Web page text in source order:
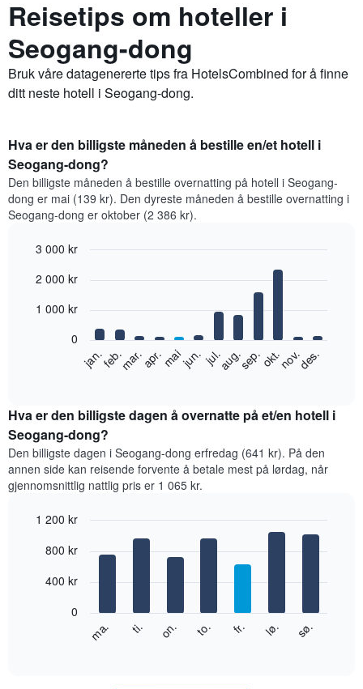
Reisetips om hoteller i
Seogang-dong
Bruk våre datagenererte tips fra HotelsCombined for å finne
ditt neste hotell i Seogang-dong.
Hva er den billigste måneden å bestille en/et hotell i
Seogang-dong?
Den billigste måneden å bestille overnatting på hotell i Seogang-
dong er mai (139 kr). Den dyreste måneden å bestille overnatting i
Seogang-dong er oktober (2 386 kr).
chart
12
Diagrammet
for
rom
per
måned
Diagrammets
X-
viser
Diagrammets
graphic.
jan.feb.mar.apr.maijun.jul.aug.sep.okt.nov.des.
0
1 000 kr
2 000 kr
3 000 kr
Hva er den billigste dagen å overnatte på et/en hotell i
Seogang-dong?
Den billigste dagen i Seogang-dong erfredag (641 kr). På den
annen side kan reisende forvente å betale mest på lørdag, når
gjennomsnittlig nattlig pris er 1 065 kr.
chart
bars.
Diagrammet
graphic.
ma. ti. on. to. fr. lø. sø.
0
400 kr
800 kr
1 200 kr